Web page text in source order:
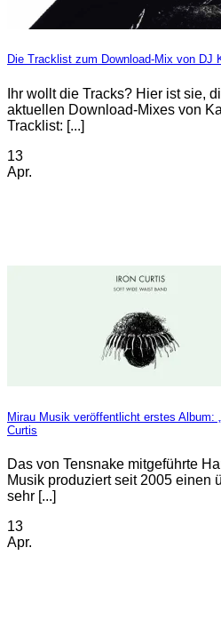
Die Tracklist zum Download-Mix von DJ
Ihr wollt die Tracks? Hier ist sie,
aktuellen Download-Mixes von
Tracklist: [...]
13
Apr.
Mirau Musik veröffentlicht erstes Album:
Curtis
Das von Tensnake mitgeführte
Musik produziert seit 2005 einen
sehr [...]
13
Apr.